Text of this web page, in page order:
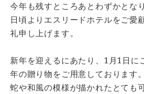
今年も残すところあとわずかとな
日頃よりエスリードホテルをご愛
礼申し上げます。
新年を迎えるにあたり、1月1日に
年の贈り物をご用意しております。
蛇や和風の模様が描かれたとても